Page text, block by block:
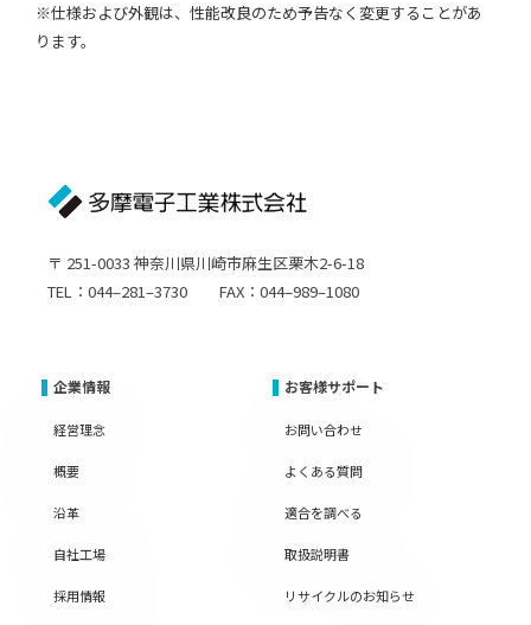
※仕様および外観は、性能改良のため予告なく変更することがあ
ります。
〒 251-0033 神奈川県川崎市麻生区栗木2-6-18
TEL：044–281–3730 FAX：044–989–1080
企業情報
経営理念
概要
沿革
自社工場
採用情報
お客様サポート
お問い合わせ
よくある質問
適合を調べる
取扱説明書
リサイクルのお知らせ